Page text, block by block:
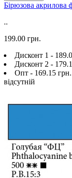
Бірюзова акрилова
..
199.00 грн.
Дисконт 1 -
Дисконт 2 -
Опт - 169.15 грн.
відсутній